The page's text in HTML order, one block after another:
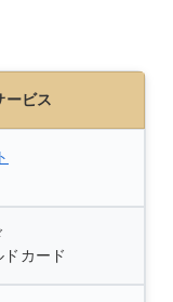
ービス
カード